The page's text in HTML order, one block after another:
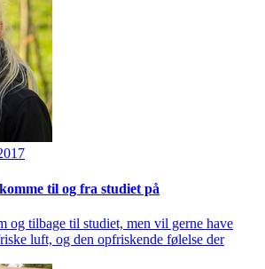
til og fra studiet på
og tilbage til studiet, men vil gerne have
luft, og den opfriskende følelse der